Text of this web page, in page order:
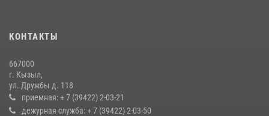
Росгвардия совместно ГИМС МЧС Тувы провела профилактические
Кызылчанин поблагодарил сотрудников Росгвардии за
оперативное реагирование в решении конфликтной ситуации
КОНТАКТЫ
667000
г. Кызыл,
ул. Дружбы д. 118
приемная: + 7 (39422) 2-03-21
дежурная служба: + 7 (39422) 2-03-50